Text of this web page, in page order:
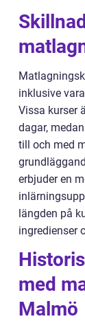
inklusive
Vissa kurser
dagar,
till och med
erbjuder en
längden på
ingredienser
med
Malmö